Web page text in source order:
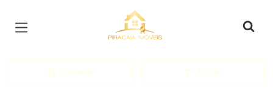
Página inicial
Ordenar Filtrar